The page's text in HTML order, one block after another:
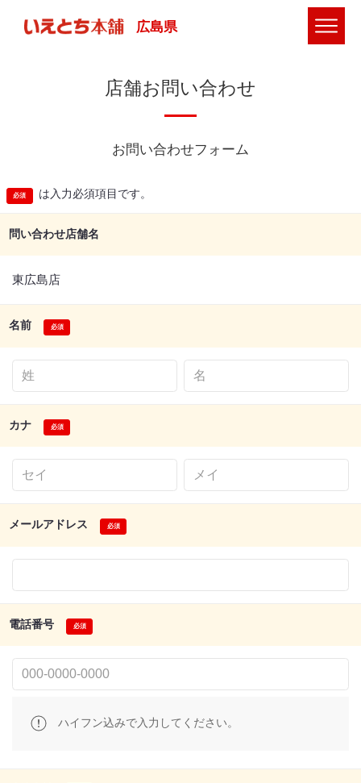
広島県
店舗お問い合わせ
お問い合わせフォーム
は入力必須項目です。
問い合わせ店舗名
東広島店
名前
カナ
メールアドレス
電話番号
ハイフン込みで入力してください。